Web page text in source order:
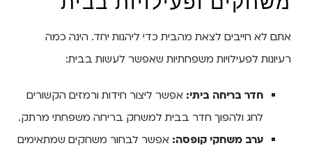
אתם לא חייבים לצאת מהבית כדי ליהנות יחד. הינה כמה
רעיונות לפעילויות משפחתיות שאפשר לעשות בבית:
חדר בריחה ביתי: אפשר ליצור חידות ורמזים הקשורים
לחג ולהפוך חדר בבית למשחק בריחה משפחתי מרתק.
ערב משחקי קופסה: אפשר לבחור משחקים שמתאימים